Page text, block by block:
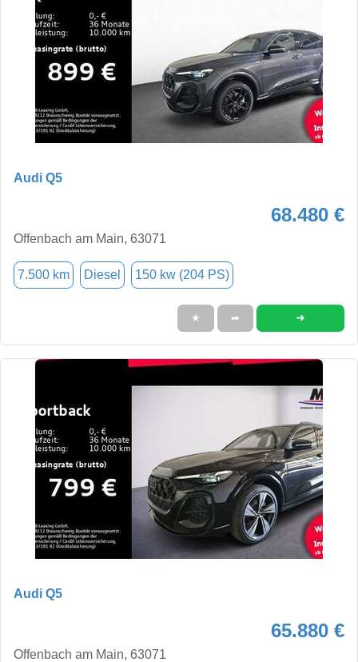
Audi Q5
68.480 €
Offenbach am Main, 63071
7.500 km Diesel 150 kw (204 PS)
★ ➦ ➜
Audi Q5
65.880 €
Offenbach am Main, 63071